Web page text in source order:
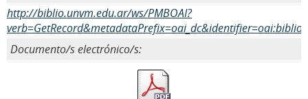
http://biblio.unvm.edu.ar/ws/PMBOAI?
Documento/s electrónico/s: